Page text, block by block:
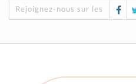
Rejoignez-nous sur les